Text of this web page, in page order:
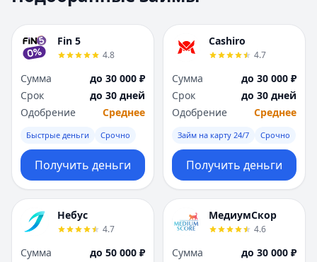
Н
Набережные Челны
Новокузнецк
Новосибирск
О
Омск
Оренбург
П
Пенза
Пермь
Р
Ростов-на-Дону
Рязань
Н
Набережные
Новокузнецк
Новосибирск
О
Омск
Оренбург
П
Пенза
Пермь
Р
Ростов-на-Дону
Рязань
Fin 5
4.8
Сумма
до 30 000 ₽
Срок
до 30 дней
Одобрение
Среднее
Быстрые деньги Срочно
Получить деньги
Cashiro
4.7
Сумма
до 30 000 ₽
Срок
до 30 дней
Одобрение
Среднее
Займ на карту 24/7 Срочно
Получить деньги
Небус
4.7
Сумма
до 50 000 ₽
МедиумСкор
4.6
Сумма
до 30 000 ₽